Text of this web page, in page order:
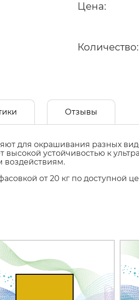
Цена:
Количество:
Отзывы
для окрашивания разных
высокой устойчивостью к
воздействиям.
от 20 кг по